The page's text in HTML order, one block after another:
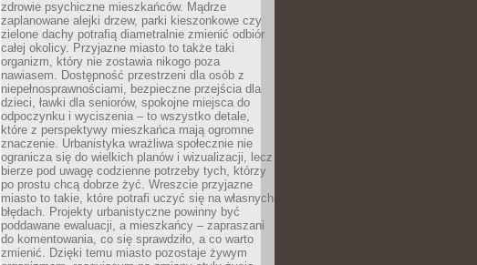
zdrowie psychiczne mieszkańców. Mądrze
zaplanowane alejki drzew, parki kieszonkowe czy
zielone dachy potrafią diametralnie zmienić odbiór
całej okolicy. Przyjazne miasto to także taki
organizm, który nie zostawia nikogo poza
nawiasem. Dostępność przestrzeni dla osób z
niepełnosprawnościami, bezpieczne przejścia dla
dzieci, ławki dla seniorów, spokojne miejsca do
odpoczynku i wyciszenia – to wszystko detale,
które z perspektywy mieszkańca mają ogromne
znaczenie. Urbanistyka wrażliwa społecznie nie
ogranicza się do wielkich planów i wizualizacji, lecz
bierze pod uwagę codzienne potrzeby tych, którzy
po prostu chcą dobrze żyć. Wreszcie przyjazne
miasto to takie, które potrafi uczyć się na własnych
błędach. Projekty urbanistyczne powinny być
poddawane ewaluacji, a mieszkańcy – zapraszani
do komentowania, co się sprawdziło, a co warto
zmienić. Dzięki temu miasto pozostaje żywym